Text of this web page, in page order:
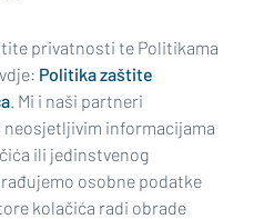
privatnosti te Politikama
Politika zaštite
. Mi i naši partneri
informacijama
ili jedinstvenog
osobne podatke
kolačića radi obrade